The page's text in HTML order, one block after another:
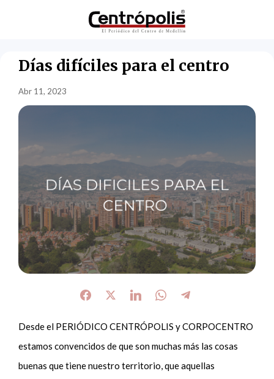
Días difíciles para el centro
Abr 11, 2023
Desde el PERIÓDICO CENTRÓPOLIS y CORPOCENTRO
estamos convencidos de que son muchas más las cosas
buenas que tiene nuestro territorio, que aquellas